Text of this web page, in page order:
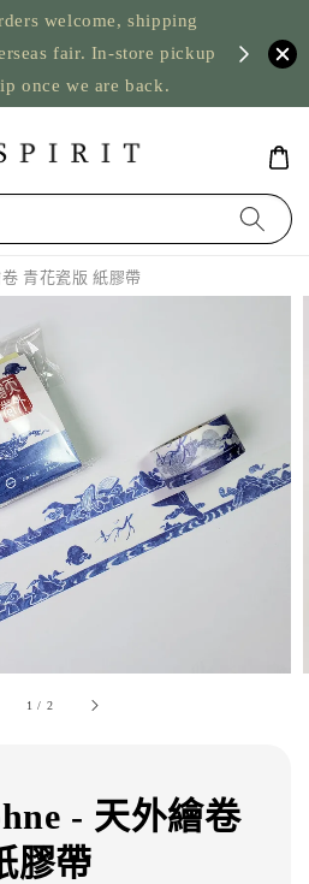
welcome, shipping
fair. In-store pickup
once we are back.
US
青花瓷版 紙膠帶
1 / 2
- 天外繪卷
膠帶